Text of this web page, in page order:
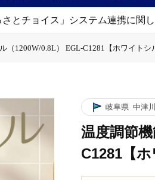
さとチョイス」システム連携に関
（1200W/0.8L） EGL-C1281【ホワイトシ
岐阜県 中津
温度調節
C1281【